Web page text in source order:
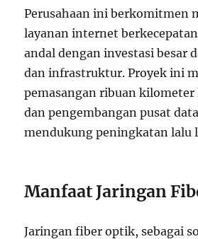
Perusahaan ini berkomitmen
layanan internet
andal dengan investasi besar
dan infrastruktur. Proyek ini
pemasangan ribuan
dan pengembangan pusat
mendukung peningkatan lalu
Manfaat Jaringan
Jaringan fiber optik, sebagai